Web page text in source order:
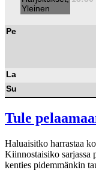
Pe
La
Su
Tule
Haluaisitko harrastaa
Kiinnostaisiko sarjassa
kenties pidemmänkin